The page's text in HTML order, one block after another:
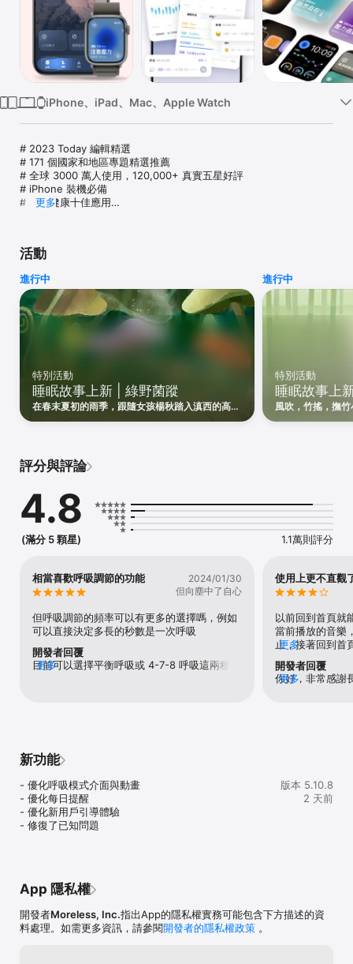
iPhone、iPad、Mac、Apple Watch
# 2023 Today 編輯精選
# 171 個國家和地區專題精選推薦
# 全球 3000 萬人使用，120,000+ 真實五星好評
# iPhone 裝機必備
# 精選健康十佳應用
睡眠監測、夢話鼾聲記錄、番茄鍾與心流計時器等強大功能，以極簡
身心平衡、自然鬆弛的生活狀態。
◎ 專業團隊研發的正念冥想
- 深度系列課程：正念冥想·入門、CBT正念減壓、7 天焦慮緩解、晨
間活力喚醒、7 天斷舍離、自律、提升效率、晨間運動、應對壓力、
有效溝通、提升幸福感、一杯冥想...
晨間、緩解疲勞、醒後解乏、小憩、身體療愈、三步呼吸空間...
- 助眠冥想專題：YogaNidra 系列、深度睡眠療愈、5 天睡眠習慣養
成、美好夢境、深度睡眠、睡眠盒子、快速入眠...
- 更多正念練習：情緒自愈冥想指南、學生正念減壓指南、提升幸福
◎ 海量高畫質的自然白噪音
- 精選全球自然之聲：海洋、春雨、雷雨、篝火、蒲公英、森林、櫻
- 聲音藝術家匠心創作：軸韻、七絃、手談、磨硯、她的城市、冥
想、柔軟之境、幻境、曠野、光年、浮空、迷泉...
- 好玩好聽的混音空間：風信、圍爐夜話、須臾之間、新芽知春、暮
蟬、海邊假日、落葉秋意... 即可前往，創作你自己的專屬聲音；
◎ 為睡意而生的睡眠故事
海洋館、徽州魚燈、茶海、里斯本之行、神的後花園、雨泊、江城夜
櫻...
- 文化與藝術：姑蘇團扇、夜遊者、菩提樹下、武夷山炒茶、春日牡
丹亭、我們為什麼要睡覺、和平飯店、流螢、臥船聽雨眠...
- 自然紀錄片：雨夜獨坐、山間溯溪、藍色星球、海邊松、海龜之
採用最新的機器學習技術，結合自研演算法校準睡眠資料、判斷睡眠
區間、分析睡眠資料、識別記錄夢話與鼾聲，全面記錄你的睡眠情
況，生成專業的睡眠報告，從此輕鬆洞悉每晚睡眠。
◎ 自然輕柔的喚醒體驗
潮汐獨創的自然輕喚醒 Natural Wake-up 功能，在你處於輕度睡眠
時，透過不同主題的自然場景將你喚醒，從此告別痛苦絕望的鬧鐘體
◎ 極簡設計的心流計時器
基於全球流行的番茄工作法（Pomodoro Technique）理念開發，支
援番茄鍾、倒計時與無限計時模式，更有專注白名單、翻轉專注等創
更多
活動
進行中
特別活動
睡眠故事上新 | 綠野菌蹤
在春末夏初的雨季，跟隨女孩楊秋踏入滇西的高山
進行中
特別活動
睡眠故事上
風吹，竹搖，撫
評分與評論
4.8
(滿分 5 顆星) 1.1萬則評分
相當喜歡呼吸調節的功能
2024/01/30
但向塵中了自心
但呼吸調節的頻率可以有更多的選擇嗎，例如
可以直接決定多長的秒數是一次呼吸
開發者回覆
目前可以選擇平衡呼吸或 4-7-8 呼吸這兩種方
更多
使用上更不直觀
以前回到首頁就
當前播放的音樂
止，接著回到首
音，真的很不
隨時切換音樂的
的用意另外小部
更多
開發者回覆
你好，非常感謝
更多
新功能
- 優化呼吸模式介面與動畫
- 優化每日提醒
- 優化新用戶引導體驗
- 修復了已知問題
版本 5.10.8
2 天前
App 隱私權
開發者Moreless, Inc.指出App的隱私權實務可能包含下方描述的資
料處理。如需更多資訊，請參閱開發者的隱私權政策 。